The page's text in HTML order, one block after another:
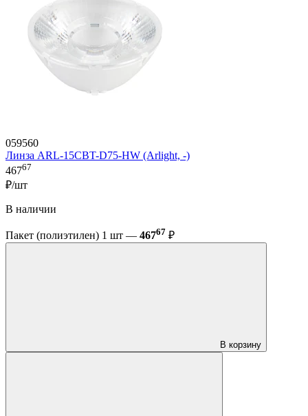
059560
Линза ARL-15CBT-D75-HW (Arlight, -)
46767
₽/шт
В наличии
Пакет (полиэтилен) 1 шт — 46767 ₽
В корзину